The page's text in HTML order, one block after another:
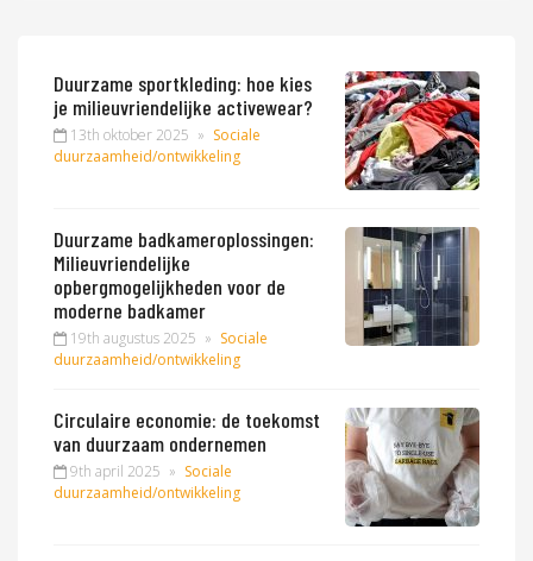
Duurzame sportkleding: hoe kies
je milieuvriendelijke activewear?
13th oktober 2025 » Sociale
duurzaamheid/ontwikkeling
Duurzame badkameroplossingen:
Milieuvriendelijke
opbergmogelijkheden voor de
moderne badkamer
19th augustus 2025 » Sociale
duurzaamheid/ontwikkeling
Circulaire economie: de toekomst
van duurzaam ondernemen
9th april 2025 » Sociale
duurzaamheid/ontwikkeling